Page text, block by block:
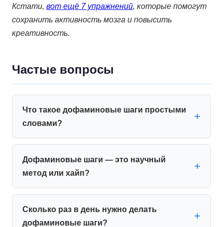
Кстати, вот ещё 7 упражнений, которые помогут
сохранить активность мозга и повысить
креативность.
Частые вопросы
Что такое дофаминовые шаги простыми
словами?
Дофаминовые шаги — это научный
метод или хайп?
Сколько раз в день нужно делать
дофаминовые шаги?